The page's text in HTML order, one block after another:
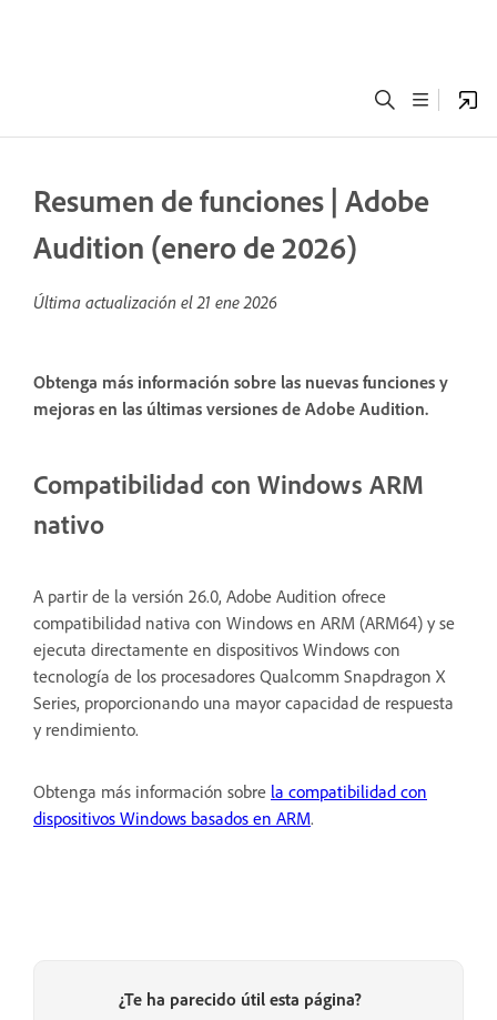
Resumen de funciones | Adobe
Audition (enero de 2026)
Última actualización el21 ene 2026
Obtenga más información sobre las nuevas funciones y
mejoras en las últimas versiones de Adobe Audition.
Compatibilidad con Windows ARM
nativo
A partir de la versión 26.0, Adobe Audition ofrece
compatibilidad nativa con Windows en ARM (ARM64) y se
ejecuta directamente en dispositivos Windows con
tecnología de los procesadores Qualcomm Snapdragon X
Series, proporcionando una mayor capacidad de respuesta
y rendimiento.
Obtenga más información sobre la compatibilidad con
dispositivos Windows basados en ARM.
¿Te ha parecido útil esta página?